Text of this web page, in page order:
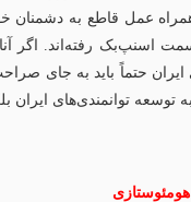
عمل قاطع به دشمنان
اسنپ‌بک رفته‌اند. اگر
حتماً باید به جای
توسعه توانمندی‌های ایران